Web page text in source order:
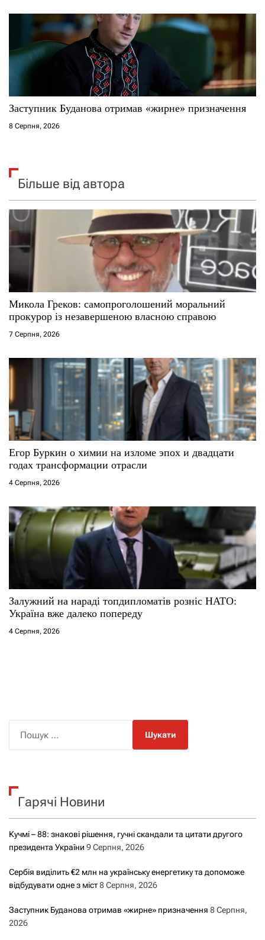
Заступник Буданова отримав «жирне» призначення
8 Серпня, 2026
Більше від автора
Микола Греков: самопроголошений моральний
прокурор із незавершеною власною справою
7 Серпня, 2026
Егор Буркин о химии на изломе эпох и двадцати
годах трансформации отрасли
4 Серпня, 2026
Залужний на нараді топдипломатів розніс НАТО:
Україна вже далеко попереду
4 Серпня, 2026
к
Гарячі Новини
Кучмі – 88: знакові рішення, гучні скандали та цитати другого
президента України 9 Серпня, 2026
Сербія виділить €2 млн на українську енергетику та допоможе
відбудувати одне з міст8 Серпня, 2026
Заступник Буданова отримав «жирне» призначення 8 Серпня,
2026